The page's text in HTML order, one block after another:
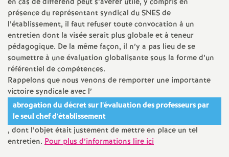
e
i
g
n
e
présence du représentant syndical du SNES de
l’établissement, il faut refuser toute convocation à un
entretien dont la visée serait plus globale et à teneur
pédagogique. De la même façon, il n’y a pas lieu de se
soumettre à une évaluation globalisante sous la forme d’un
référentiel de compétences.
Rappelons que nous venons de remporter une importante
victoire syndicale avec l’
abrogation du décret sur l’évaluation des professeurs par
le seul chef d’établissement
, dont l’objet était justement de mettre en place un tel
entretien. Pour plus d’informations lire ici